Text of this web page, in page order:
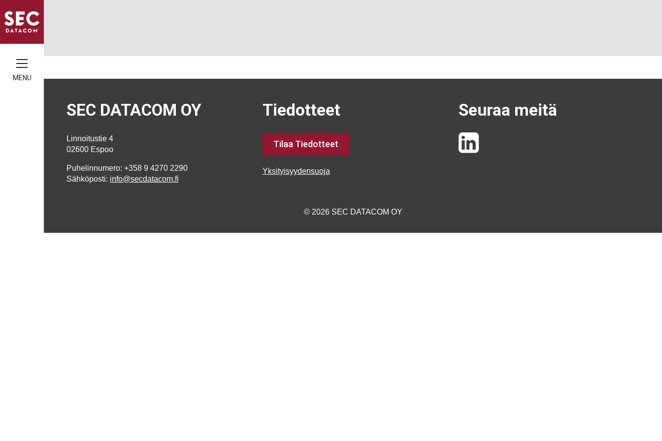
MENU
SEC DATACOM OY
Linnoitustie 4
02600 Espoo
Puhelinnumero: +358 9 4270 2290
Sähköposti: info@secdatacom.fi
Tiedotteet
Tilaa Tiedotteet
Yksityisyydensuoja
Seuraa meitä
© 2026 SEC DATACOM OY